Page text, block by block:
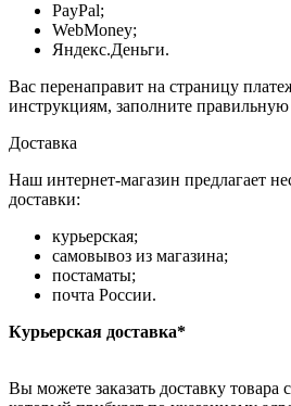
PayPal;
WebMoney;
Яндекс.Деньги.
Вас перенаправит на страницу
инструкциям, заполните
Доставка
Наш интернет-магазин предлагает
доставки:
курьерская;
самовывоз из магазина;
постаматы;
почта России.
Курьерская доставка*
Вы можете заказать доставку